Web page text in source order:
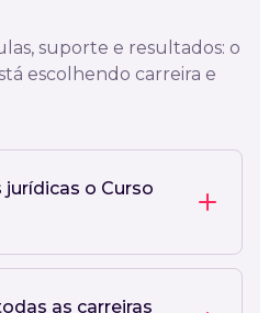
suporte e resultados: o
escolhendo carreira e
jurídicas o Curso
as carreiras